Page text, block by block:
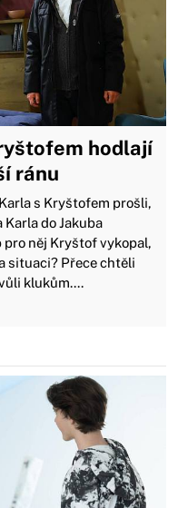
hodlají
ránu
s Kryštofem prošli,
Karla do Jakuba
pro něj Kryštof vykopal,
situaci? Přece chtěli
klukům....